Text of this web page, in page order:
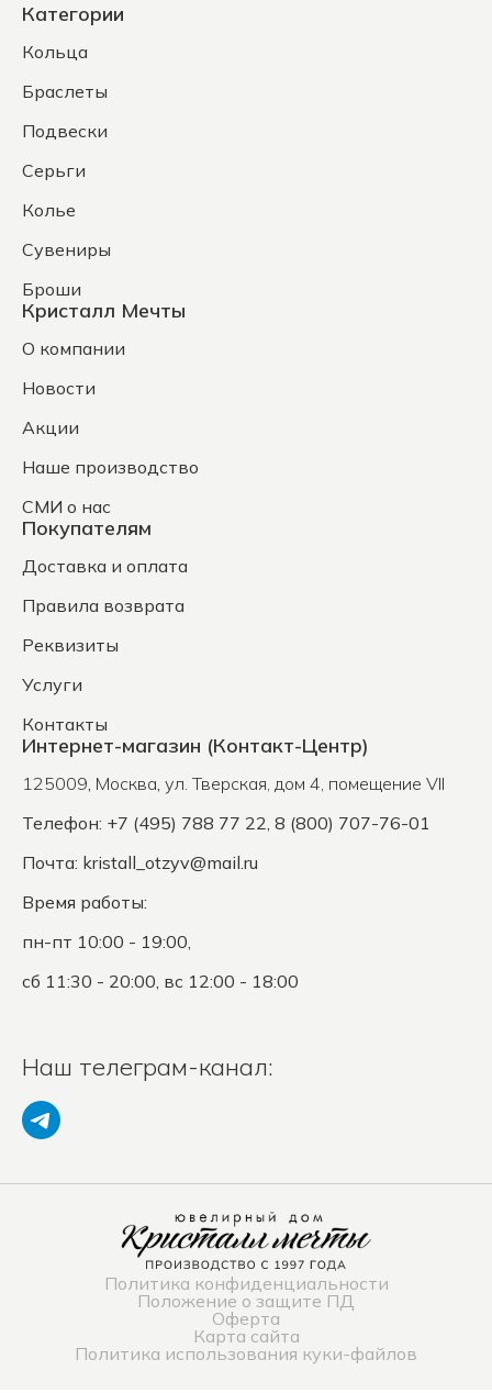
Категории
Кольца
Браслеты
Подвески
Серьги
Колье
Сувениры
Броши
Кристалл Мечты
О компании
Новости
Акции
Наше производство
СМИ о нас
Покупателям
Доставка и оплата
Правила возврата
Реквизиты
Услуги
Контакты
Интернет-магазин (Контакт-Центр)
125009, Москва, ул. Тверская, дом 4, помещение VII
Телефон: +7 (495) 788 77 22, 8 (800) 707-76-01
Почта: kristall_otzyv@mail.ru
Время работы:
пн-пт 10:00 - 19:00,
сб 11:30 - 20:00, вс 12:00 - 18:00
Наш телеграм-канал:
Политика конфиденциальности
Положение о защите ПД
Оферта
Карта сайта
Политика использования куки-файлов